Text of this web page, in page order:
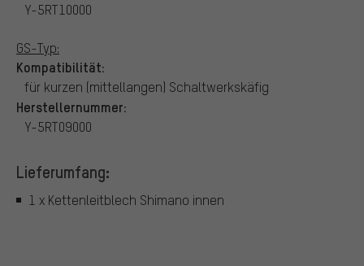
Y-5RT10000
GS-Typ:
Kompatibilität:
für kurzen (mittellangen) Schaltwerkskäfig
Herstellernummer:
Y-5RT09000
Lieferumfang:
1 x Kettenleitblech Shimano innen